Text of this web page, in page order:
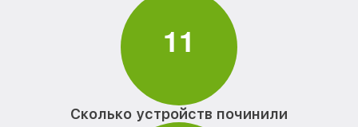
11
Сколько устройств починили